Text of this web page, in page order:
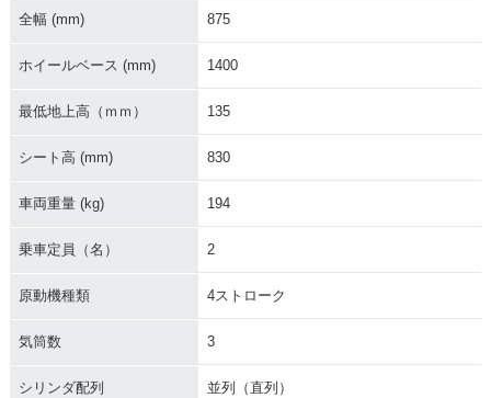
全幅 (mm) 875
ホイールベース (mm) 1400
最低地上高（ｍｍ） 135
シート高 (mm) 830
車両重量 (kg) 194
乗車定員（名） 2
原動機種類 4ストローク
気筒数 3
シリンダ配列 並列（直列）